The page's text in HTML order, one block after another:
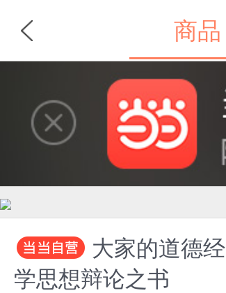
商品
大家的道德经 当当专享亲签版 裸脊锁线 烫金烫银工艺 精美典藏 写给大众的中国哲
学思想辩论之书